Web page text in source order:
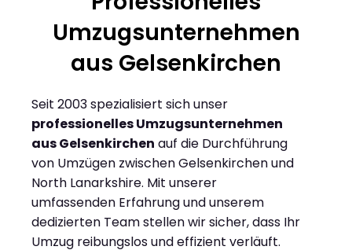
Umzugsunternehmen
aus Gelsenkirchen
Seit 2003 spezialisiert sich unser
professionelles Umzugsunternehmen
aus Gelsenkirchen auf die Durchführung
von Umzügen zwischen Gelsenkirchen und
North Lanarkshire. Mit unserer
umfassenden Erfahrung und unserem
dedizierten Team stellen wir sicher, dass Ihr
Umzug reibungslos und effizient verläuft.